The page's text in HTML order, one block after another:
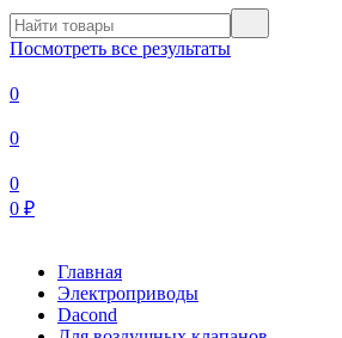
Посмотреть все результаты
0
0
0
0 ₽
Главная
Электроприводы
Dacond